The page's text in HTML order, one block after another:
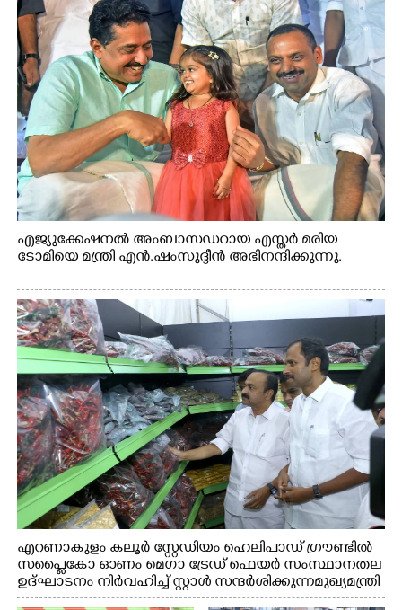
എജ്യുക്കേഷനൽ അംബാസഡറായ എസ്തർ മരിയ
ടോമിയെ മന്ത്രി എൻ.ഷംസുദ്ദീൻ അഭിനന്ദിക്കുന്നു.
എറണാകുളം കലൂർ സ്റ്റേഡിയം ഹെലിപാഡ് ഗ്രൗണ്ടിൽ
സപ്ളൈകോ ഓണം മെഗാ ട്രേഡ് ഫെയർ സംസ്ഥാനതല
ഉദ്ഘാടനം നിർവഹിച്ച് സ്റ്റാൾ സന്ദർശിക്കുന്ന മുഖ്യമന്ത്രി
വി.ഡി. സതീശൻ. മന്ത്രി അനൂപ് ജേക്കബ് സമീപം